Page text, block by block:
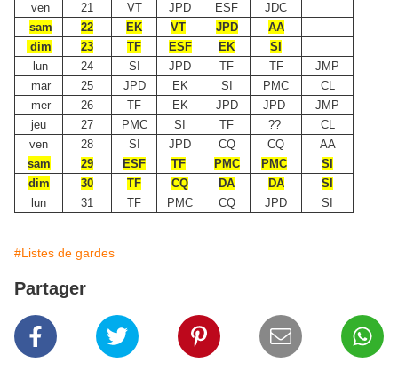
ven
21 VT JPD ESF
JDC
sam
22 EK VT JPD
AA
dim
23 TF ESF EK
SI
lun
24 SI JPD TF TF
JMP
mar
25 JPD EK SI PMC
CL
mer
26 TF EK JPD JPD
JMP
jeu
27 PMC SI TF ??
CL
ven
28 SI JPD CQ CQ
AA
sam
29 ESF TF PMC PMC
SI
dim
30 TF CQ DA DA
SI
lun
31 TF PMC CQ JPD SI
#Listes de gardes
Partager